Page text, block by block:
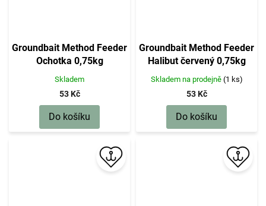
Groundbait Method Feeder
Ochotka 0,75kg
Skladem
53 Kč
Do košíku
Groundbait Method Feeder
Halibut červený 0,75kg
Skladem na prodejně (1 ks)
53 Kč
Do košíku